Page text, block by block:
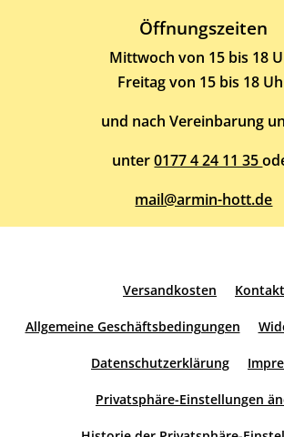
Öffnungszeiten
Mittwoch von 15 bis 18
Freitag von 15 bis 18
und nach Vereinbarung
unter0177 4 24 11 35
mail@armin-hott.de
Versandkosten Kontakt
Allgemeine Geschäftsbedingungen
Datenschutzerklärung
Privatsphäre-Einstellungen